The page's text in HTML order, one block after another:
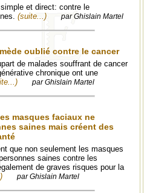
et direct: contre le
(suite...) par Ghislain Martel
oublié contre le cancer
de malades souffrant de cancer
chronique ont une
par Ghislain Martel
masques faciaux ne
saines mais créent des
que non seulement les masques
saines contre les
de graves risques pour la
par Ghislain Martel